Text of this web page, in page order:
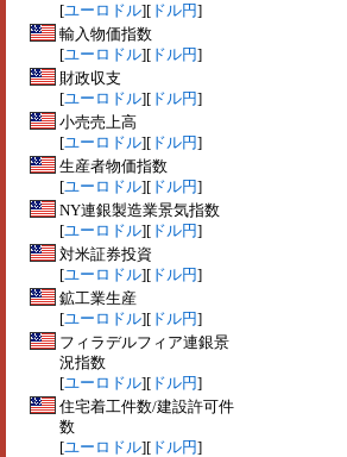
[ユーロドル][ ドル円]
輸入物価指数
[ユーロドル][ ドル円]
財政収支
[ユーロドル][ ドル円]
小売売上高
[ユーロドル][ ドル円]
生産者物価指数
[ユーロドル][ ドル円]
NY連銀製造業景気指数
[ユーロドル][ ドル円]
対米証券投資
[ユーロドル][ ドル円]
鉱工業生産
[ユーロドル][ ドル円]
フィラデルフィア連銀景
況指数
[ユーロドル][ ドル円]
住宅着工件数/建設許可件
数
[ユーロドル][ ドル円]